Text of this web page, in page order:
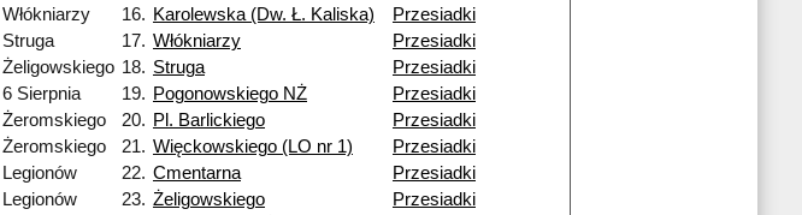
Włókniarzy
16. Karolewska (Dw. Ł. Kaliska)
Przesiadki
Struga
17. Włókniarzy
Przesiadki
Żeligowskiego 18. Struga
Przesiadki
6 Sierpnia
19. Pogonowskiego NŻ
Przesiadki
Żeromskiego
20. Pl. Barlickiego
Przesiadki
Żeromskiego
21. Więckowskiego (LO nr 1)
Przesiadki
Legionów
22. Cmentarna
Przesiadki
Legionów
23. Żeligowskiego
Przesiadki